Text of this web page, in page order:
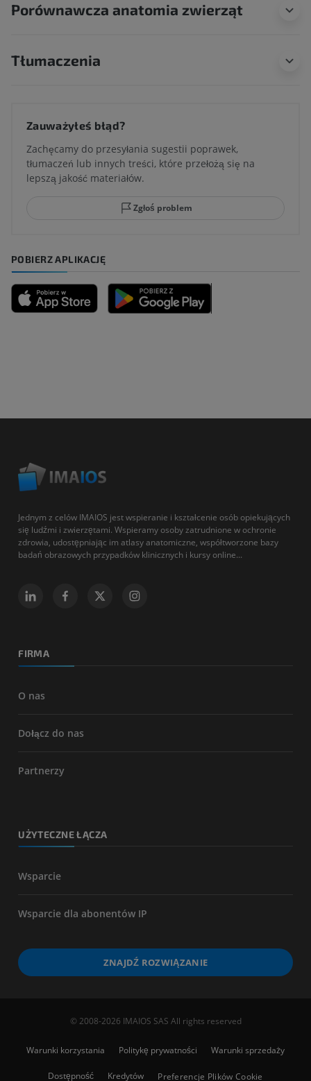
Porównawcza anatomia zwierząt
Tłumaczenia
Zauważyłeś błąd?
Zachęcamy do przesyłania sugestii poprawek,
tłumaczeń lub innych treści, które przełożą się na
lepszą jakość materiałów.
Zgłoś problem
POBIERZ APLIKACJĘ
Jednym z celów IMAIOS jest wspieranie i kształcenie osób opiekujących
się ludźmi i zwierzętami. Wspieramy osoby zatrudnione w ochronie
zdrowia, udostępniając im atlasy anatomiczne, współtworzone bazy
badań obrazowych przypadków klinicznych i kursy online...
FIRMA
O nas
Dołącz do nas
Partnerzy
UŻYTECZNE ŁĄCZA
Wsparcie
Wsparcie dla abonentów IP
ZNAJDŹ ROZWIĄZANIE
© 2008-2026 IMAIOS SAS All rights reserved
Warunki korzystania Politykę prywatności Warunki sprzedaży
Dostępność Kredytów Preferencje Plików Cookie